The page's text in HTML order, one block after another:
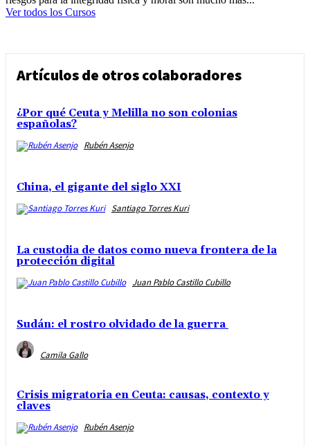
Ver todos los Cursos
Artículos de otros colaboradores
¿Por qué Ceuta y Melilla no son colonias
españolas?
Rubén Asenjo
China, el gigante del siglo XXI
Santiago Torres Kuri
La custodia de datos como nueva frontera de la
protección digital
Juan Pablo Castillo Cubillo
Sudán: el rostro olvidado de la guerra
Camila Gallo
Crisis migratoria en Ceuta: causas, contexto y
claves
Rubén Asenjo